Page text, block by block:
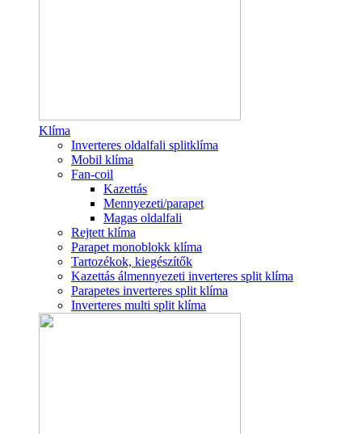
Klíma
Inverteres oldalfali splitklíma
Mobil klíma
Fan-coil
Kazettás
Mennyezeti/parapet
Magas oldalfali
Rejtett klíma
Parapet monoblokk klíma
Tartozékok, kiegészítők
Kazettás álmennyezeti inverteres split klíma
Parapetes inverteres split klíma
Inverteres multi split klíma